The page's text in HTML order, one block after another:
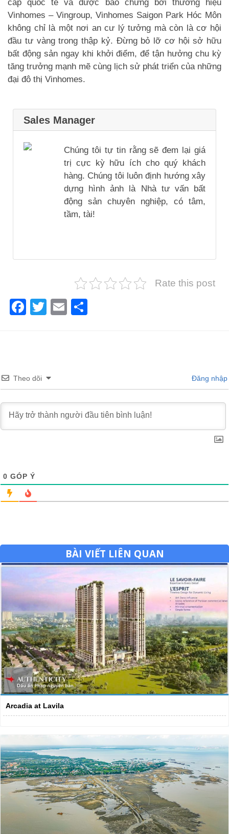
cấp quốc tế và được bảo chứng bởi thương hiệu
Vinhomes – Vingroup, Vinhomes Saigon Park Hóc Môn
không chỉ là một nơi an cư lý tưởng mà còn là cơ hội
đầu tư vàng trong thập kỷ. Đừng bỏ lỡ cơ hội sở hữu
bất động sản ngay khi khởi điểm, để tận hưởng chu kỳ
tăng trưởng mạnh mẽ cùng lịch sử phát triển của những
đại đô thị Vinhomes.
Sales Manager
Chúng tôi tự tin rằng sẽ đem lại giá
trị cực kỳ hữu ích cho quý khách
hàng. Chúng tôi luôn định hướng xây
dựng hình ảnh là Nhà tư vấn bất
động sản chuyên nghiệp, có tâm,
tầm, tài!
Rate this post
Facebook
TwitterEmail
Theo dõi Đăng nhập
0 GÓP Ý
BÀI VIẾT LIÊN QUAN
Arcadia at Lavila